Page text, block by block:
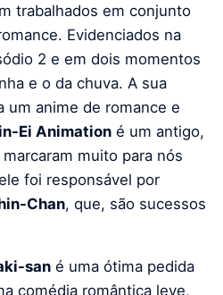
trabalhados em conjunto
Evidenciados na
2 e em dois momentos
e o da chuva. A sua
um anime de romance e
Ei Animation é um antigo,
muito para nós
foi responsável por
Chan, que, são sucessos
san é uma ótima pedida
comédia romântica leve,